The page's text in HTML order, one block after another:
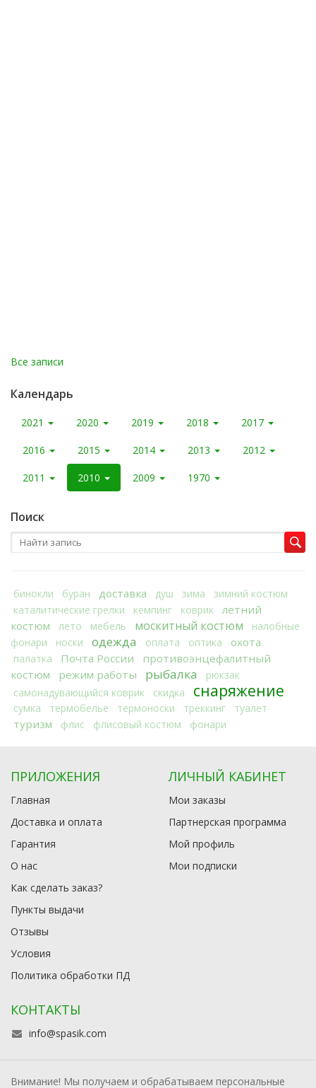
Все записи
Календарь
2021 2020 2019 2018 2017
2016 2015 2014 2013 2012
2011 2010 2009 1970
Поиск
бинокли буран доставка душ зима
зимний костюм
каталитические грелки
кемпинг коврик
летний
костюм
лето мебель москитный костюм
налобные
фонари
носки одежда оплата оптика охота
палатка Почта России
противоэнцефалитный
костюм
режим работы рыбалка
рюкзак
самонадувающийся коврик
скидка снаряжение
сумка термобелье термоноски треккинг туалет
туризм флис флисовый костюм фонари
ПРИЛОЖЕНИЯ
Главная
Доставка и оплата
Гарантия
О нас
Как сделать заказ?
Пункты выдачи
Отзывы
Условия
Политика обработки ПД
ЛИЧНЫЙ КАБИНЕТ
Мои заказы
Партнерская программа
Мой профиль
Мои подписки
КОНТАКТЫ
info@spasik.com
Внимание! Мы получаем и обрабатываем персональные